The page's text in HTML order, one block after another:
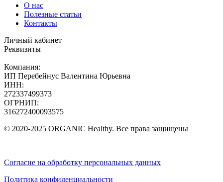
О нас
Полезные статьи
Контакты
Личный кабинет
Реквизиты
Компания:
ИП Перебейнус Валентина Юрьевна
ИНН:
272337499373
ОГРНИП:
316272400093575
© 2020-2025 ORGANIC Healthy. Все права защищены
Согласие на обработку персональных данных
Политика конфиденциальности